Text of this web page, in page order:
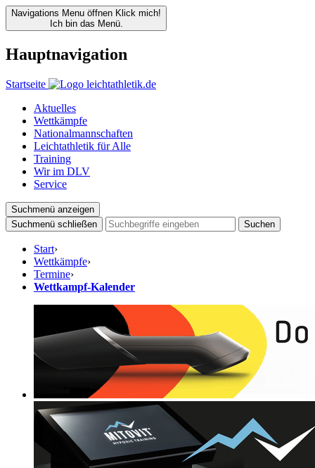
Navigations Menu öffnen Klick mich!
Ich bin das Menü.
Hauptnavigation
Startseite
Aktuelles
Wettkämpfe
Nationalmannschaften
Leichtathletik für Alle
Training
Wir im DLV
Service
Suchmenü anzeigen
Suchmenü schließen
Suchen
Start›
Wettkämpfe›
Termine›
Wettkampf-Kalender